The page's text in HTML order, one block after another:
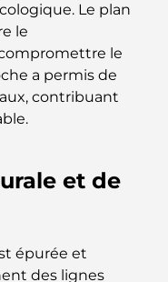
Dubai Creek
Marina : un guide
meilleures adresses
pleine expansion
Le plan
le
le
a permis de
contribuant
et de
épurée et
des lignes